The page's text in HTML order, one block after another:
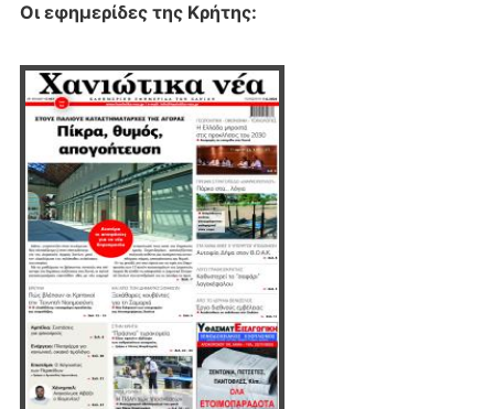
Οι εφημερίδες της Κρήτης: